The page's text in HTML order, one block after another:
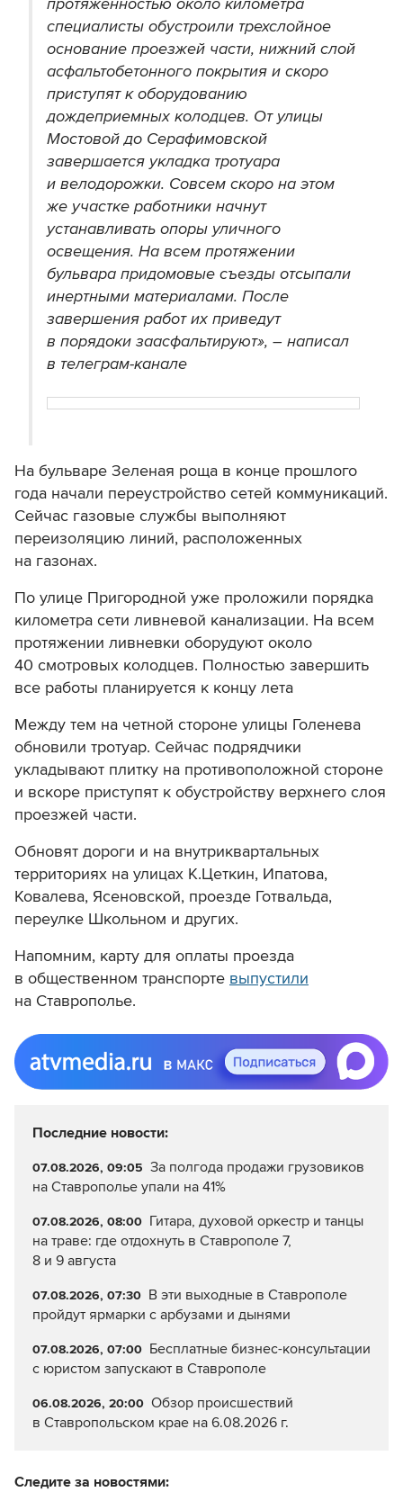
специалисты обустроили трехслойное
основание проезжей части, нижний слой
асфальтобетонного покрытия и скоро
приступят к оборудованию
дождеприемных колодцев. От улицы
Мостовой до Серафимовской
завершается укладка тротуара
и велодорожки. Совсем скоро на этом
же участке работники начнут
устанавливать опоры уличного
освещения. На всем протяжении
бульвара придомовые съезды отсыпали
инертными материалами. После
завершения работ их приведут
в порядоки заасфальтируют», – написал
в телеграм-канале
На бульваре Зеленая роща в конце прошлого
года начали переустройство сетей коммуникаций.
Сейчас газовые службы выполняют
переизоляцию линий, расположенных
на газонах.
По улице Пригородной уже проложили порядка
километра сети ливневой канализации. На всем
протяжении ливневки оборудуют около
40 смотровых колодцев. Полностью завершить
все работы планируется к концу лета
Между тем на четной стороне улицы Голенева
обновили тротуар. Сейчас подрядчики
укладывают плитку на противоположной стороне
и вскоре приступят к обустройству верхнего слоя
проезжей части.
Обновят дороги и на внутриквартальных
территориях на улицах К.Цеткин, Ипатова,
Ковалева, Ясеновской, проезде Готвальда,
переулке Школьном и других.
Напомним, карту для оплаты проезда
в общественном транспорте выпустили
на Ставрополье.
Последние новости:
07.08.2026, 09:05 За полгода продажи грузовиков
на Ставрополье упали на 41%
07.08.2026, 08:00 Гитара, духовой оркестр и танцы
на траве: где отдохнуть в Ставрополе 7,
8 и 9 августа
07.08.2026, 07:30 В эти выходные в Ставрополе
пройдут ярмарки с арбузами и дынями
07.08.2026, 07:00 Бесплатные бизнес-консультации
с юристом запускают в Ставрополе
06.08.2026, 20:00 Обзор происшествий
в Ставропольском крае на 6.08.2026 г.
Следите за новостями: